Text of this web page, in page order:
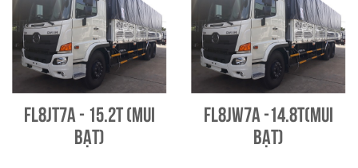
FL8JT7A - 15.2T (Mui
bạt)
FL8JW7A -14.8T(Mui
bạt)